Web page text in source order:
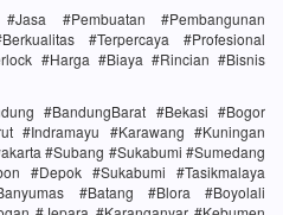
#Pembuatan #Pembangunan
#Terpercaya #Profesional
#Harga #Biaya #Rincian #Bisnis
#BandungBarat #Bekasi #Bogor
#Indramayu #Karawang #Kuningan
#Subang #Sukabumi #Sumedang
#Depok #Sukabumi #Tasikmalaya
#Batang #Blora #Boyolali